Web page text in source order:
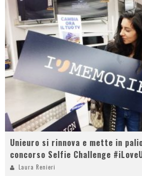
Unieuro si rinnova e mette in
concorso Selfie Challenge
Laura Renieri